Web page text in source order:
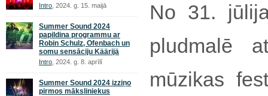
Intro , 2024. g. 15. maijā
Summer Sound 2024
papildina programmu ar
Robin Schulz, Ofenbach un
somu sensāciju Käärijä
Intro , 2024. g. 8. aprīlī
Summer Sound 2024 izziņo
pirmos māksliniekus
No 31.
pludmalē
mūzikas